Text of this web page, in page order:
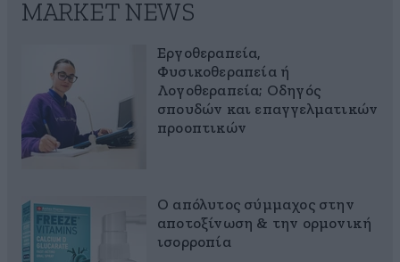
MARKET NEWS
Εργοθεραπεία,
Φυσικοθεραπεία ή
Λογοθεραπεία; Οδηγός
σπουδών και επαγγελματικών
προοπτικών
Ο απόλυτος σύμμαχος στην
αποτοξίνωση & την ορμονική
ισορροπία